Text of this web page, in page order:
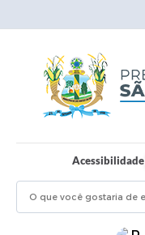
Acessibilidade